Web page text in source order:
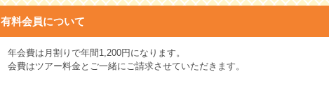
有料会員について
年会費は月割りで年間1,200円になります。
会費はツアー料金とご一緒にご請求させていただきます。